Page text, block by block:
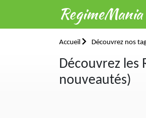
RegimeMania
Accueil Découvrez nos
Découvrez les
nouveautés)